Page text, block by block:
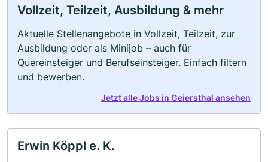
Vollzeit, Teilzeit, Ausbildung & mehr
Aktuelle Stellenangebote in Vollzeit, Teilzeit, zur
Ausbildung oder als Minijob – auch für
Quereinsteiger und Berufseinsteiger. Einfach filtern
und bewerben.
Jetzt alle Jobs in Geiersthal ansehen
Erwin Köppl e. K.